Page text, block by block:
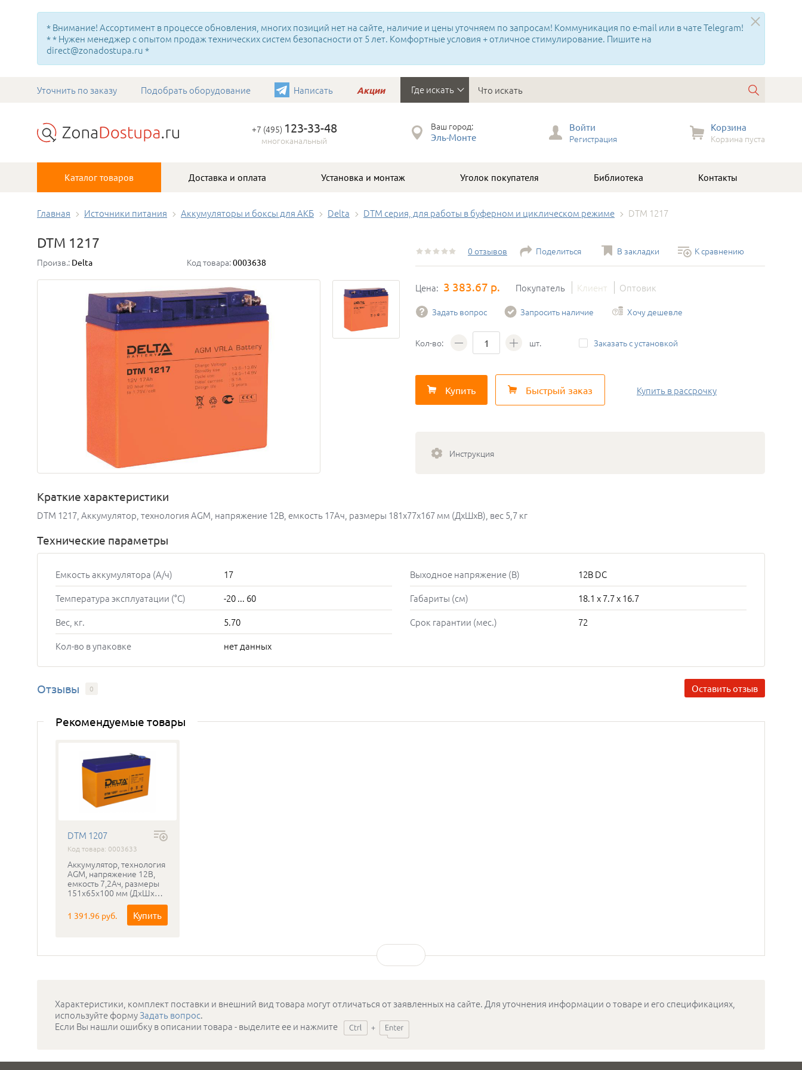
* Внимание! Ассортимент в процессе обновления, многих позиций нет на сайте, наличие и цены уточняем по запросам! Коммуникация по e-mail или в чате Telegram!
* * Нужен менеджер с опытом продаж технических систем безопасности от 5 лет. Комфортные условия + отличное стимулирование. Пишите на
direct@zonadostupa.ru *
Уточнить по заказу Подобрать оборудование Написать Акции Где искать
+7 (495) 123-33-48
многоканальный
Ваш город:
Эль-Монте
Войти
Регистрация
Корзина
Корзина пуста
Каталог товаров Доставка и оплата Установка и монтаж Уголок покупателя Библиотека Контакты
Главная Источники питания Аккумуляторы и боксы для АКБ Delta DTM серия, для работы в буферном и циклическом режиме DTM 1217
DTM 1217
Произв.: Delta Код товара:0003638
0 отзывов Поделиться В закладки К сравнению
Цена: 3 383.67 р. Покупатель Клиент Оптовик
Задать вопрос Запросить наличие Хочу дешевле
Кол-во: шт. Заказать с установкой
Купить Быстрый заказ Купитьв рассрочку
Инструкция
Краткие характеристики
DTM 1217, Аккумулятор, технология AGM, напряжение 12В, емкость 17Ач, размеры 181x77x167 мм (ДхШхВ), вес 5,7 кг
Технические параметры
Емкость аккумулятора (А/ч)
17
Температура эксплуатации (°C)
-20 ... 60
Вес, кг.
5.70
Кол-во в упаковке
нет данных
Выходное напряжение (В)
12В DC
Габариты (см)
18.1 x 7.7 x 16.7
Срок гарантии (мес.)
72
Отзывы 0 Оставить отзыв
Рекомендуемые товары
DTM 1207
Код товара: 0003633
Аккумулятор, технология
AGM, напряжение 12В,
емкость 7,2Ач, размеры
151x65x100 мм (ДхШхВ),
1 391.96 руб. Купить
Характеристики, комплект поставки и внешний вид товара могут отличаться от заявленных на сайте. Для уточнения информации о товаре и его спецификациях,
используйте формуЗадать вопрос.
Если Вы нашли ошибку в описании товара - выделите ее и нажмите